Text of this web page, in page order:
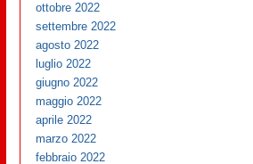
ottobre 2022
settembre 2022
agosto 2022
luglio 2022
giugno 2022
maggio 2022
aprile 2022
marzo 2022
febbraio 2022